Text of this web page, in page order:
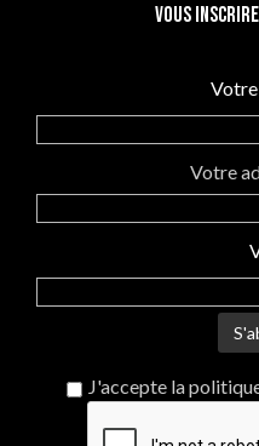
Vous
Votre
J'accepte la